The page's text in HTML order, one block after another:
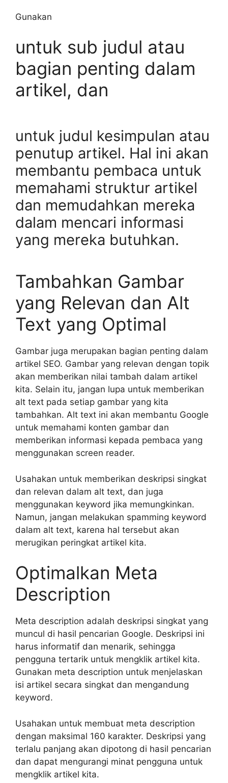
Gunakan
untuk sub judul atau
bagian penting dalam
artikel, dan
untuk judul kesimpulan atau
penutup artikel. Hal ini akan
membantu pembaca untuk
memahami struktur artikel
dan memudahkan mereka
dalam mencari informasi
yang mereka butuhkan.
Tambahkan Gambar
yang Relevan dan Alt
Text yang Optimal
Gambar juga merupakan bagian penting dalam
artikel SEO. Gambar yang relevan dengan topik
akan memberikan nilai tambah dalam artikel
kita. Selain itu, jangan lupa untuk memberikan
alt text pada setiap gambar yang kita
tambahkan. Alt text ini akan membantu Google
untuk memahami konten gambar dan
memberikan informasi kepada pembaca yang
menggunakan screen reader.
Usahakan untuk memberikan deskripsi singkat
dan relevan dalam alt text, dan juga
menggunakan keyword jika memungkinkan.
Namun, jangan melakukan spamming keyword
dalam alt text, karena hal tersebut akan
merugikan peringkat artikel kita.
Optimalkan Meta
Description
Meta description adalah deskripsi singkat yang
muncul di hasil pencarian Google. Deskripsi ini
harus informatif dan menarik, sehingga
pengguna tertarik untuk mengklik artikel kita.
Gunakan meta description untuk menjelaskan
isi artikel secara singkat dan mengandung
keyword.
Usahakan untuk membuat meta description
dengan maksimal 160 karakter. Deskripsi yang
terlalu panjang akan dipotong di hasil pencarian
dan dapat mengurangi minat pengguna untuk
mengklik artikel kita.